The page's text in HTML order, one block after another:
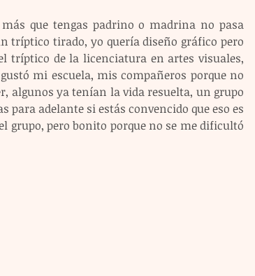
que tengas padrino o madrina no pasa
tríptico tirado, yo quería diseño gráfico pero
tríptico de la licenciatura en artes visuales,
mi escuela, mis compañeros porque no
algunos ya tenían la vida resuelta, un grupo
para adelante si estás convencido que eso es
pero bonito porque no se me dificultó